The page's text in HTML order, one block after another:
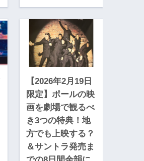
【2026年2月19日
限定】ポールの映
画を劇場で観るべ
き3つの特典！地
方でも上映する？
＆サントラ発売ま